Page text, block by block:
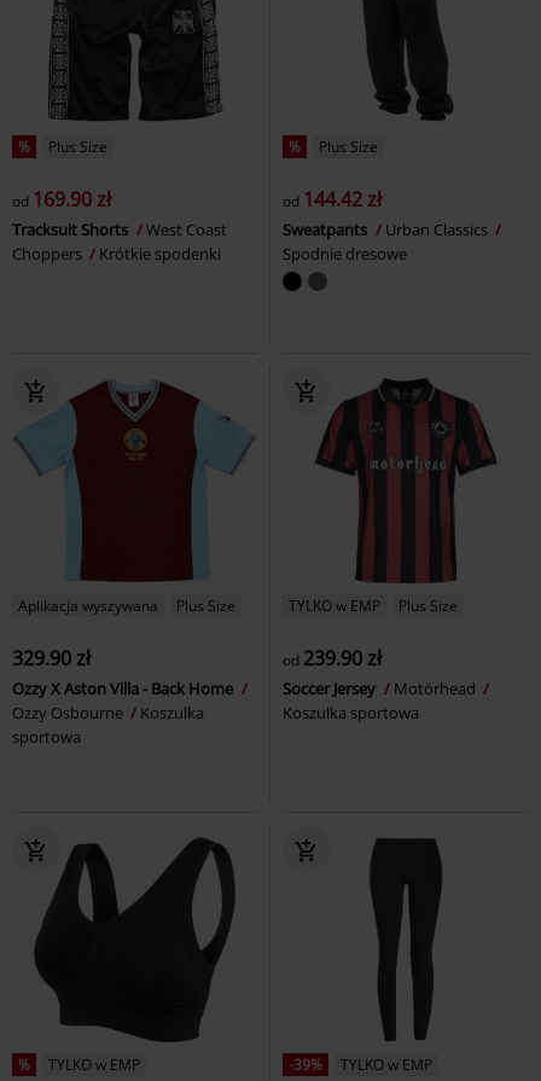
% Plus Size
od 169.90 zł
Tracksuit Shorts
West Coast
Choppers
Krótkie spodenki
% Plus Size
od 144.42 zł
Sweatpants
Urban Classics
Spodnie dresowe
Aplikacja wyszywana Plus Size
329.90 zł
Ozzy X Aston Villa - Back Home
Ozzy Osbourne
Koszulka
sportowa
TYLKO w EMP Plus Size
od 239.90 zł
Soccer Jersey
Motörhead
Koszulka sportowa
% TYLKO w EMP -39%
TYLKO w EMP